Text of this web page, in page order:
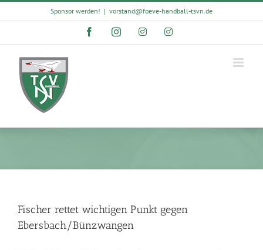
Skip
Sponsor werden! | vorstand@foeve-handball-tsvn.de
FacebookInstagramInstagramInstagram
Fischer rettet wichtigen Punkt gegen
Ebersbach/Bünzwangen